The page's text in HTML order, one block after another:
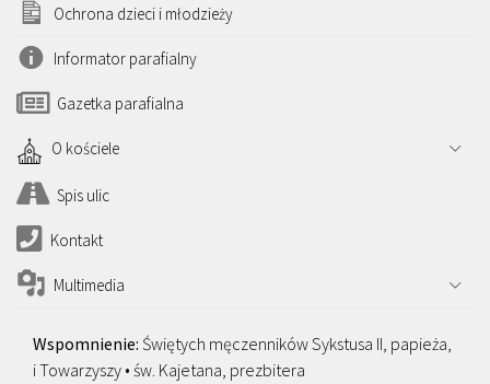
Ochrona dzieci i młodzieży
Informator parafialny
Gazetka parafialna
O kościele
Spis ulic
Kontakt
Multimedia
Świętych męczenników Sykstusa II, papieża,
i Towarzyszy • św. Kajetana, prezbitera